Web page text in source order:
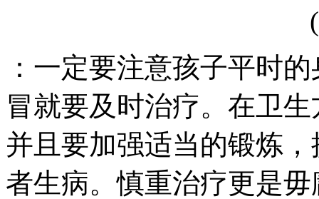
：一定要注意孩子平时
冒就要及时治疗。在卫
并且要加强适当的锻炼
者生病。慎重治疗更是